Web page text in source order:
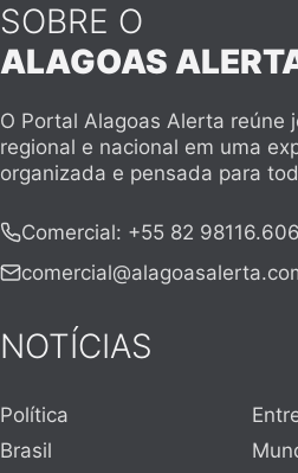
SOBRE O
ALAGOAS
O Portal Alagoas Alerta reúne
regional e nacional em uma
organizada e pensada para
Comercial: +55 82
NOTÍCIAS
Política
Brasil